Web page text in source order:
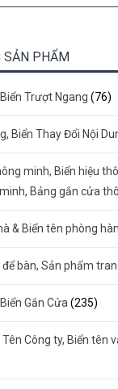
SẢN PHẨM
Trượt Ngang (76)
Biển Thay Đổi Nội
minh, Biển hiệu
Bảng gắn cửa
& Biển tên phòng
để bàn, Sản phẩm
Gắn Cửa (235)
Tên Công ty, Biển tên